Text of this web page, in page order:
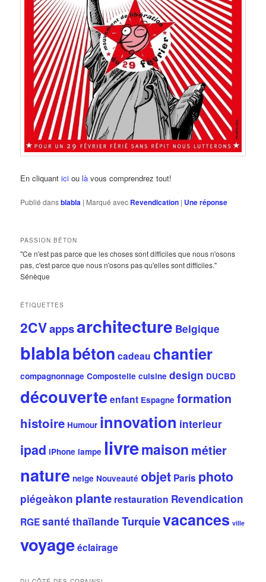
En cliquantici oulà vous comprendrez tout!
Publié dansblabla | Marqué avec Revendication | Uneréponse
PASSION BÉTON
"Ce n'est pas parce que les choses sont difficiles que nous n'osons
pas, c'est parce que nous n'osons pas qu'elles sont difficiles."
Sénèque
ÉTIQUETTES
2CVappsarchitecture Belgique
blablabéton cadeau chantier
compagnonnage Compostelle cuisine design DUCBD
découverteenfant Espagne formation
histoire Humour innovation interieur
ipad iPhone lampe livremaison métier
nature neige Nouveauté objet Paris photo
piégeàkon plante restauration Revendication
RGEsanté thaïlande Turquievacances ville
voyageéclairage